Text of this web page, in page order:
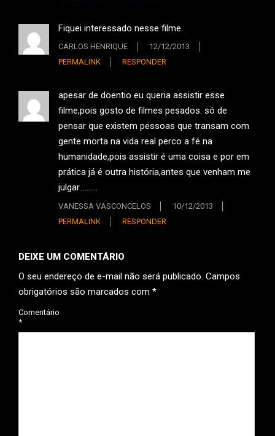
Fiquei interessado nesse filme.
CARLOS HENRIQUE
12/12/2013
PERMALINK
RESPONDER
apesar de doentio eu queria assistir esse
filme,pois gosto de filmes pesados. só de
pensar que existem pessoas que transam com
gente morta na vida real perco a fé na
humanidade,pois assistir é uma coisa e por em
prática já é outra história,antes que venham me
julgar……….
VANESSA VASCONCELOS
10/12/2013
PERMALINK
RESPONDER
DEIXE UM COMENTÁRIO
O seu endereço de e-mail não será publicado. Campos
obrigatórios são marcados com *
Comentário
*